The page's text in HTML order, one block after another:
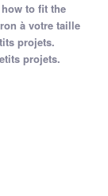
to fit the
à votre taille
projets.
projets.